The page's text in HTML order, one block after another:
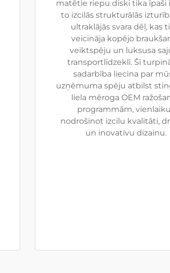
matētie riepu diski tika īpaši
to izcilās strukturālās
ultraklājās svara dēļ, kas
veicināja kopējo
veiktspēju un luksusa
transportlīdzeklī. Šī
sadarbība liecina par
uzņēmuma spēju atbilst
liela mēroga OEM
programmām,
nodrošinot izcilu kvalitāti,
un inovatīvu dizainu.